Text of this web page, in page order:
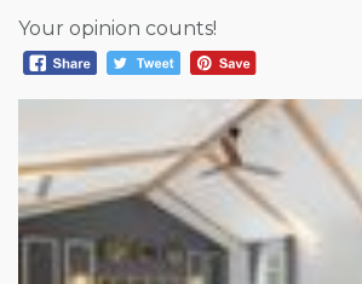
Your opinion counts!